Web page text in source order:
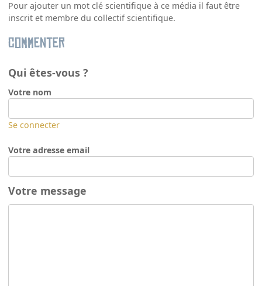
Pour ajouter un mot clé scientifique à ce média il faut être
inscrit et membre du collectif scientifique.
Commenter
Qui êtes-vous ?
Votre nom
Se connecter
Votre adresse email
Votre message